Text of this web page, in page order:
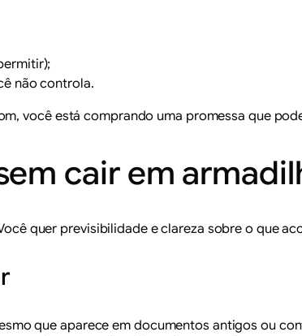
não controla.
você está comprando uma promessa que
cair em
quer previsibilidade e clareza sobre o que
que aparece em documentos antigos ou